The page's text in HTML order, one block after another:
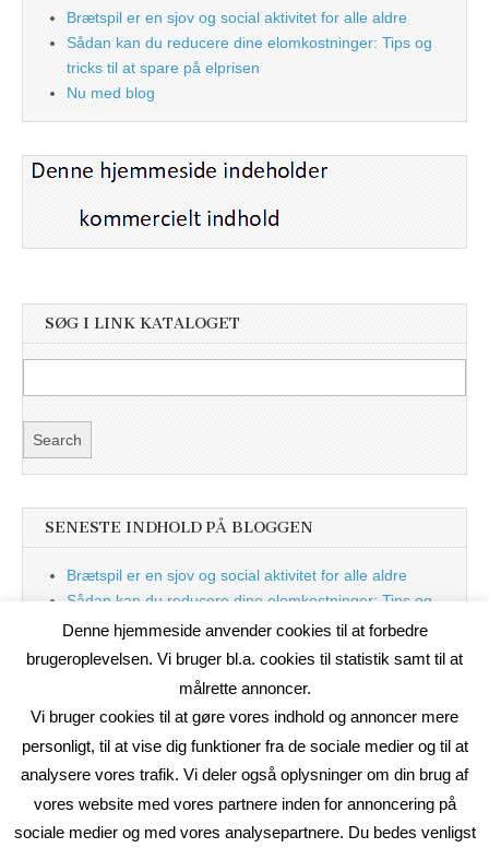
Brætspil er en sjov og social aktivitet for alle aldre
Sådan kan du reducere dine elomkostninger: Tips og
tricks til at spare på elprisen
Nu med blog
SØG I LINK KATALOGET
SENESTE INDHOLD PÅ BLOGGEN
Brætspil er en sjov og social aktivitet for alle aldre
Sådan kan du reducere dine elomkostninger: Tips og
tricks til at spare på elprisen
Nu med blog
Denne hjemmeside anvender cookies til at forbedre
brugeroplevelsen. Vi bruger bl.a. cookies til statistik samt til at
målrette annoncer.
Vi bruger cookies til at gøre vores indhold og annoncer mere
personligt, til at vise dig funktioner fra de sociale medier og til at
analysere vores trafik. Vi deler også oplysninger om din brug af
vores website med vores partnere inden for annoncering på
sociale medier og med vores analysepartnere. Du bedes venligst